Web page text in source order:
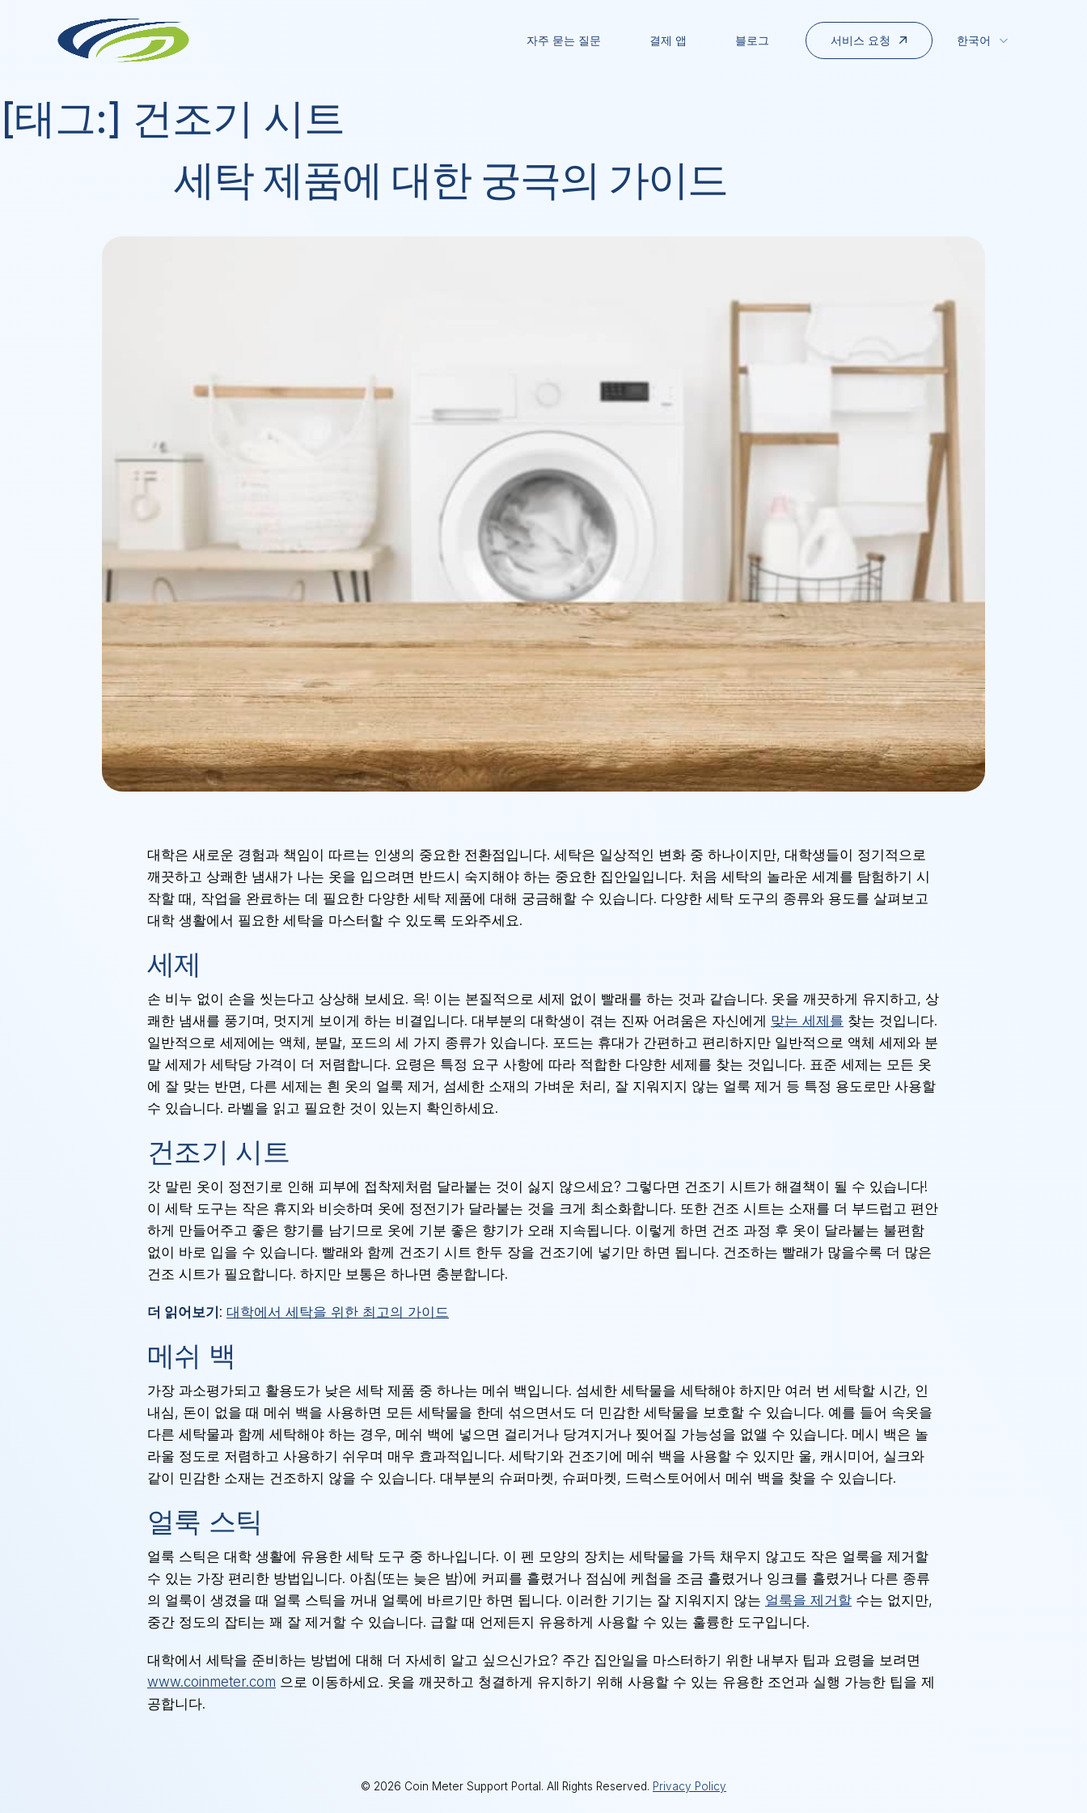
자주 묻는 질문 결제 앱 블로그 서비스 요청 한국어
[태그:] 건조기 시트
세탁 제품에 대한 궁극의 가이드
대학은 새로운 경험과 책임이 따르는 인생의 중요한 전환점입니다. 세탁은 일상적인 변화 중 하나이지만, 대학생들이 정기적으로
깨끗하고 상쾌한 냄새가 나는 옷을 입으려면 반드시 숙지해야 하는 중요한 집안일입니다. 처음 세탁의 놀라운 세계를 탐험하기 시
작할 때, 작업을 완료하는 데 필요한 다양한 세탁 제품에 대해 궁금해할 수 있습니다. 다양한 세탁 도구의 종류와 용도를 살펴보고
대학 생활에서 필요한 세탁을 마스터할 수 있도록 도와주세요.
세제
손 비누 없이 손을 씻는다고 상상해 보세요. 윽! 이는 본질적으로 세제 없이 빨래를 하는 것과 같습니다. 옷을 깨끗하게 유지하고, 상
쾌한 냄새를 풍기며, 멋지게 보이게 하는 비결입니다. 대부분의 대학생이 겪는 진짜 어려움은 자신에게 맞는 세제를 찾는 것입니다.
일반적으로 세제에는 액체, 분말, 포드의 세 가지 종류가 있습니다. 포드는 휴대가 간편하고 편리하지만 일반적으로 액체 세제와 분
말 세제가 세탁당 가격이 더 저렴합니다. 요령은 특정 요구 사항에 따라 적합한 다양한 세제를 찾는 것입니다. 표준 세제는 모든 옷
에 잘 맞는 반면, 다른 세제는 흰 옷의 얼룩 제거, 섬세한 소재의 가벼운 처리, 잘 지워지지 않는 얼룩 제거 등 특정 용도로만 사용할
수 있습니다. 라벨을 읽고 필요한 것이 있는지 확인하세요.
건조기 시트
갓 말린 옷이 정전기로 인해 피부에 접착제처럼 달라붙는 것이 싫지 않으세요? 그렇다면 건조기 시트가 해결책이 될 수 있습니다!
이 세탁 도구는 작은 휴지와 비슷하며 옷에 정전기가 달라붙는 것을 크게 최소화합니다. 또한 건조 시트는 소재를 더 부드럽고 편안
하게 만들어주고 좋은 향기를 남기므로 옷에 기분 좋은 향기가 오래 지속됩니다. 이렇게 하면 건조 과정 후 옷이 달라붙는 불편함
없이 바로 입을 수 있습니다. 빨래와 함께 건조기 시트 한두 장을 건조기에 넣기만 하면 됩니다. 건조하는 빨래가 많을수록 더 많은
건조 시트가 필요합니다. 하지만 보통은 하나면 충분합니다.
더 읽어보기 : 대학에서 세탁을 위한 최고의 가이드
메쉬 백
가장 과소평가되고 활용도가 낮은 세탁 제품 중 하나는 메쉬 백입니다. 섬세한 세탁물을 세탁해야 하지만 여러 번 세탁할 시간, 인
내심, 돈이 없을 때 메쉬 백을 사용하면 모든 세탁물을 한데 섞으면서도 더 민감한 세탁물을 보호할 수 있습니다. 예를 들어 속옷을
다른 세탁물과 함께 세탁해야 하는 경우, 메쉬 백에 넣으면 걸리거나 당겨지거나 찢어질 가능성을 없앨 수 있습니다. 메시 백은 놀
라울 정도로 저렴하고 사용하기 쉬우며 매우 효과적입니다. 세탁기와 건조기에 메쉬 백을 사용할 수 있지만 울, 캐시미어, 실크와
같이 민감한 소재는 건조하지 않을 수 있습니다. 대부분의 슈퍼마켓, 슈퍼마켓, 드럭스토어에서 메쉬 백을 찾을 수 있습니다.
얼룩 스틱
얼룩 스틱은 대학 생활에 유용한 세탁 도구 중 하나입니다. 이 펜 모양의 장치는 세탁물을 가득 채우지 않고도 작은 얼룩을 제거할
수 있는 가장 편리한 방법입니다. 아침(또는 늦은 밤)에 커피를 흘렸거나 점심에 케첩을 조금 흘렸거나 잉크를 흘렸거나 다른 종류
의 얼룩이 생겼을 때 얼룩 스틱을 꺼내 얼룩에 바르기만 하면 됩니다. 이러한 기기는 잘 지워지지 않는 얼룩을 제거할 수는 없지만,
중간 정도의 잡티는 꽤 잘 제거할 수 있습니다. 급할 때 언제든지 유용하게 사용할 수 있는 훌륭한 도구입니다.
대학에서 세탁을 준비하는 방법에 대해 더 자세히 알고 싶으신가요? 주간 집안일을 마스터하기 위한 내부자 팁과 요령을 보려면
www.coinmeter.com 으로 이동하세요. 옷을 깨끗하고 청결하게 유지하기 위해 사용할 수 있는 유용한 조언과 실행 가능한 팁을 제
공합니다.
© 2026 Coin Meter Support Portal. All Rights Reserved. Privacy Policy